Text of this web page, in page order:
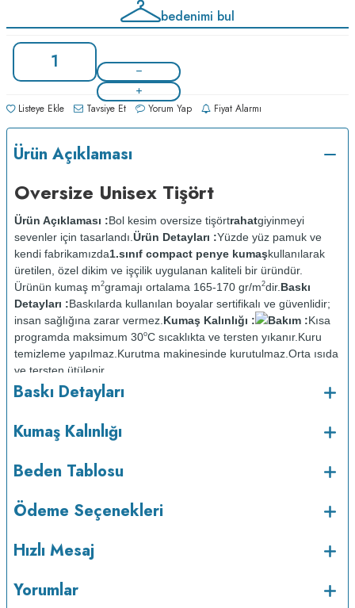
bedenimi bul
Listeye Ekle Tavsiye Et Yorum Yap Fiyat Alarmı
Ürün Açıklaması
Oversize Unisex Tişört
Ürün Açıklaması :Bol kesim oversize tişörtrahatgiyinmeyi
sevenler için tasarlandı. Ürün Detayları :Yüzde yüz pamuk ve
kendi fabrikamızda1.sınıf compact penye kumaşkullanılarak
üretilen, özel dikim ve işçilik uygulanan kaliteli bir üründür.
Ürünün kumaş m2gramajı ortalama 165-170 gr/m2dir. Baskı
Detayları :Baskılarda kullanılan boyalar sertifikalı ve güvenlidir;
insan sağlığına zarar vermez. Kumaş Kalınlığı : Bakım :Kısa
programda maksimum 30oC sıcaklıkta ve tersten yıkanır. Kuru
temizleme yapılmaz. Kurutma makinesinde kurutulmaz. Orta ısıda
ve tersten ütülenir.
v233.25
Baskı Detayları
Kumaş Kalınlığı
Beden Tablosu
Ödeme Seçenekleri
Hızlı Mesaj
Yorumlar